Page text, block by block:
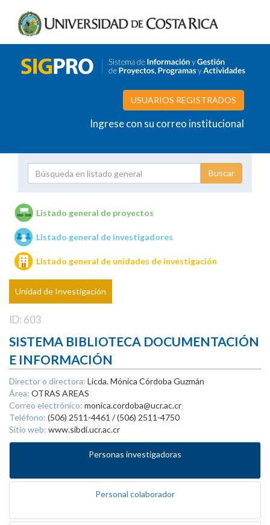
USUARIOS REGISTRADOS
Ingrese con su correo institucional
Unidades de investigación
Listado general de proyectos
Listado general de investigadores
Listado general de unidades de investigación
Unidad de Investigación
ID: 603
SISTEMA BIBLIOTECA DOCUMENTACIÓN
E INFORMACIÓN
Director o directora: Licda. Mónica Córdoba Guzmán
Área: OTRAS AREAS
Correo electrónico: monica.cordoba@ucr.ac.cr
Teléfono: (506) 2511-4461 / (506) 2511-4750
Sitio web: www.sibdi.ucr.ac.cr
Personas investigadoras
Personal colaborador